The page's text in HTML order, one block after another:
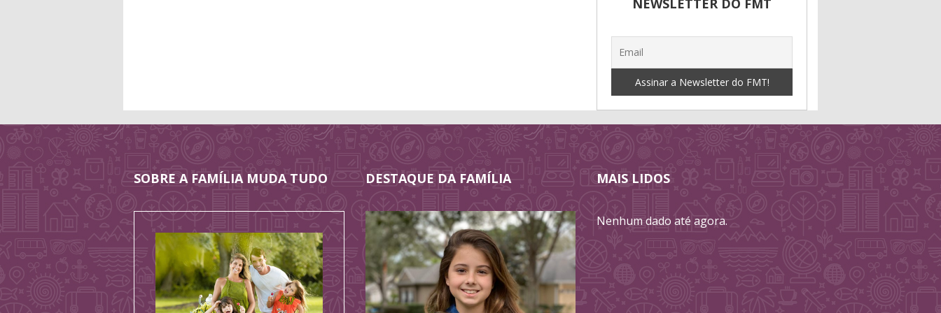
SOBRE A FAMÍLIA MUDA TUDO DESTAQUE DA FAMÍLIA MAIS LIDOS
Nenhum dado até agora.